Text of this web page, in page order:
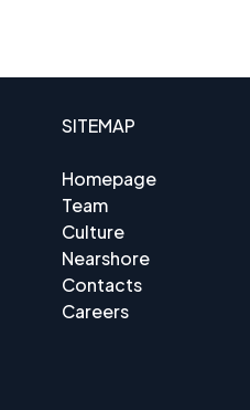
SITEMAP
Homepage
Team
Culture
Nearshore
Contacts
Careers